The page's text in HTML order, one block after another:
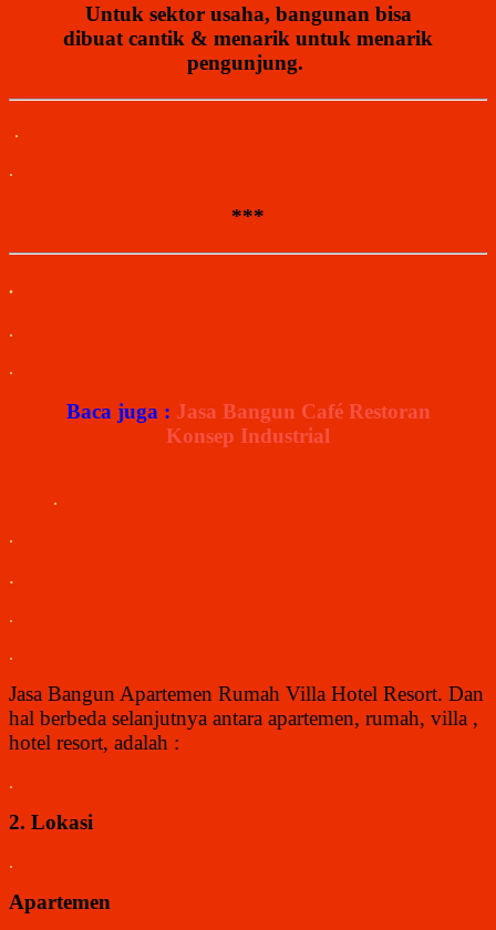
Untuk sektor usaha, bangunan bisa
dibuat cantik & menarik untuk menarik
pengunjung.
.
.
***
.
.
.
Baca juga : Jasa Bangun Café Restoran
Konsep Industrial
.
.
.
.
.
Jasa Bangun Apartemen Rumah Villa Hotel Resort. Dan
hal berbeda selanjutnya antara apartemen, rumah, villa ,
hotel resort, adalah :
.
2. Lokasi
.
Apartemen